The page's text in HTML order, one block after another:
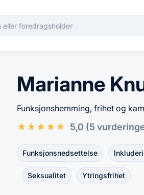
Marianne
Funksjonshemming, frihet og
★★★★★ 5,0 (5
Funksjonsnedsettelse
Seksualitet Ytringsfrihet